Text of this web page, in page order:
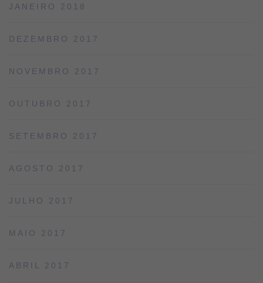
JANEIRO 2018
DEZEMBRO 2017
NOVEMBRO 2017
OUTUBRO 2017
SETEMBRO 2017
AGOSTO 2017
JULHO 2017
MAIO 2017
ABRIL 2017